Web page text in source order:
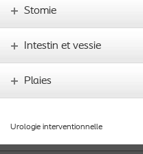
Stomie
Intestin et vessie
Plaies
Urologie interventionnelle